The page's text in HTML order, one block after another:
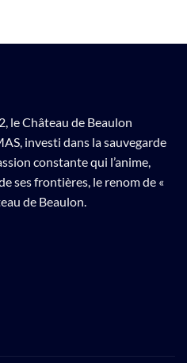
le Château de Beaulon
investi dans la sauvegarde
constante qui l’anime,
ses frontières, le renom de «
de Beaulon.